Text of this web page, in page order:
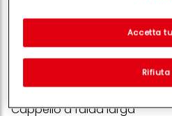
Snack leggero (crackers o
Occhiali da sole
Crema solare ad alta
Cappello a falda larga
pixel, impronte digitali e tecnologie
cookie ed elaboreremo i dati relativi a
di questo sito Web e le tue
(rispettivamente dell'azienda per
conservare le nostre informazioni
Rifiuta
Accetta